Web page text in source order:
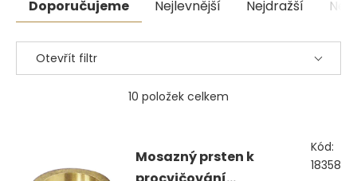
produktů
Doporučujeme Nejlevnější Nejdražší
Otevřít filtr
10 položek celkem
produktů
Mosazný prsten k
Kód:
18358